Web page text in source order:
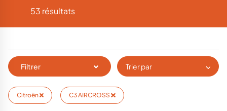
53 résultats
Filtrer Trier par
Citroën C3 AIRCROSS